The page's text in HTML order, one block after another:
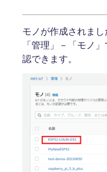
モノが作成されまし
「管理」－「モノ
認できます。